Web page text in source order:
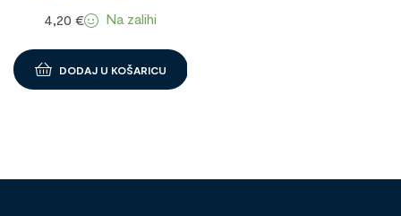
4,20€ Na zalihi
DODAJ U KOŠARICU